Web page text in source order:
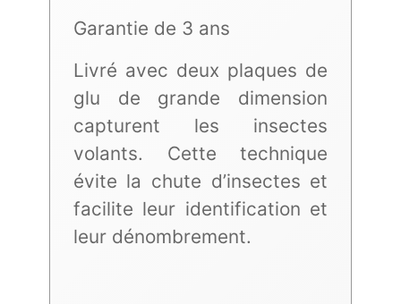
Garantie de 3 ans
Livré avec deux plaques de
glu de grande dimension
capturent les insectes
volants. Cette technique
évite la chute d’insectes et
facilite leur identification et
leur dénombrement.